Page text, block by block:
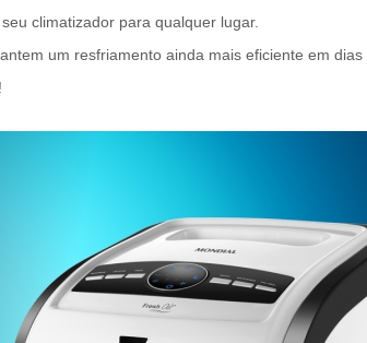
climatizador para qualquer lugar.
um resfriamento ainda mais eficiente em dias